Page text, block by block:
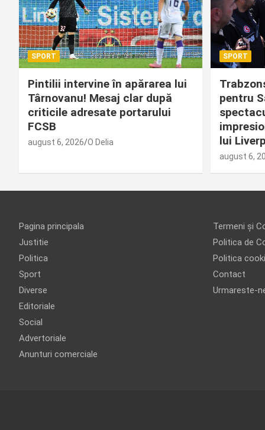
SPORT
Pintilii intervine în apărarea lui
Târnovanu! Mesaj clar după
criticile adresate portarului
FCSB
august 6, 2026 O Delia
SPORT
pentru
lui
august 6,
Pagina principala
Justitie
Politica
Sport
Diverse
Editoriale
Social
Advertoriale
Anunturi comerciale
Termeni și
Politica de
Politica
Contact
Urmareste-